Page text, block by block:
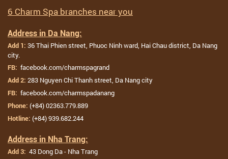
6 Charm Spa branches near you
Address in Da Nang:
Add 1: 36 Thai Phien street, Phuoc Ninh ward, Hai Chau district, Da Nang
city.
FB: facebook.com/charmspagrand
Add 2: 283 Nguyen Chi Thanh street, Da Nang city
FB: facebook.com/charmspadanang
Phone: (+84) 02363.779.889
Hotline: (+84) 939.682.244
Address in Nha Trang:
Add 3: 43 Dong Da - Nha Trang